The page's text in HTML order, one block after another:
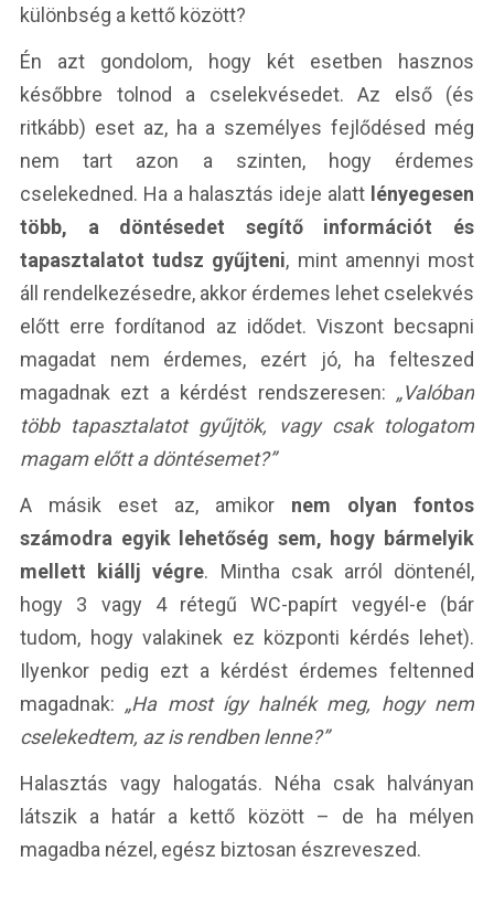
különbség a kettő között?
Én azt gondolom, hogy két esetben hasznos
későbbre tolnod a cselekvésedet. Az első (és
ritkább) eset az, ha a személyes fejlődésed még
nem tart azon a szinten, hogy érdemes
cselekedned. Ha a halasztás ideje alatt lényegesen
több, a döntésedet segítő információt és
tapasztalatot tudsz gyűjteni, mint amennyi most
áll rendelkezésedre, akkor érdemes lehet cselekvés
előtt erre fordítanod az idődet. Viszont becsapni
magadat nem érdemes, ezért jó, ha felteszed
magadnak ezt a kérdést rendszeresen: „Valóban
több tapasztalatot gyűjtök, vagy csak tologatom
magam előtt a döntésemet?”
A másik eset az, amikor nem olyan fontos
számodra egyik lehetőség sem, hogy bármelyik
mellett kiállj végre. Mintha csak arról döntenél,
hogy 3 vagy 4 rétegű WC-papírt vegyél-e (bár
tudom, hogy valakinek ez központi kérdés lehet).
Ilyenkor pedig ezt a kérdést érdemes feltenned
magadnak: „Ha most így halnék meg, hogy nem
cselekedtem, az is rendben lenne?”
Halasztás vagy halogatás. Néha csak halványan
látszik a határ a kettő között – de ha mélyen
magadba nézel, egész biztosan észreveszed.